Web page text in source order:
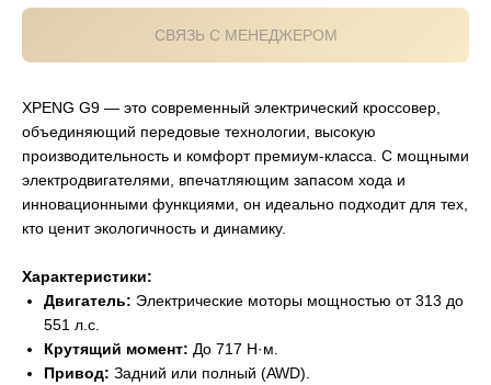
СВЯЗЬ С МЕНЕДЖЕРОМ
XPENG G9 — это современный электрический кроссовер,
объединяющий передовые технологии, высокую
производительность и комфорт премиум-класса. С мощными
электродвигателями, впечатляющим запасом хода и
инновационными функциями, он идеально подходит для тех,
кто ценит экологичность и динамику.
Характеристики:
Двигатель: Электрические моторы мощностью от 313 до
551 л.с.
Крутящий момент: До 717 Н·м.
Привод: Задний или полный (AWD).